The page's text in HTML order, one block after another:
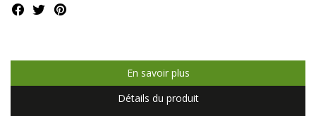
En savoir plus
Détails du produit